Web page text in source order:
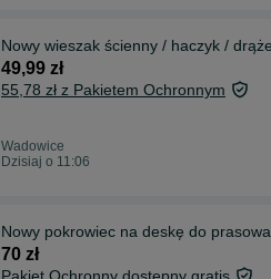
Nowy wieszak ścienny / haczyk /
49,99 zł
55,78 zł z Pakietem Ochronnym
Wadowice
Dzisiaj o 11:06
Nowy pokrowiec na deskę do
70 zł
Pakiet Ochronny dostępny gratis